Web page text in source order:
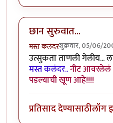
छान सुरुवात...
मस्त कलंदरशुक्रवार, 05/06/
उत्सुकता ताणली गेलीय...
मस्त कलंदर..नीट आवरलेलं
पडल्याची खूण आहे!!!!
प्रतिसाद देण्यासाठीलॉग